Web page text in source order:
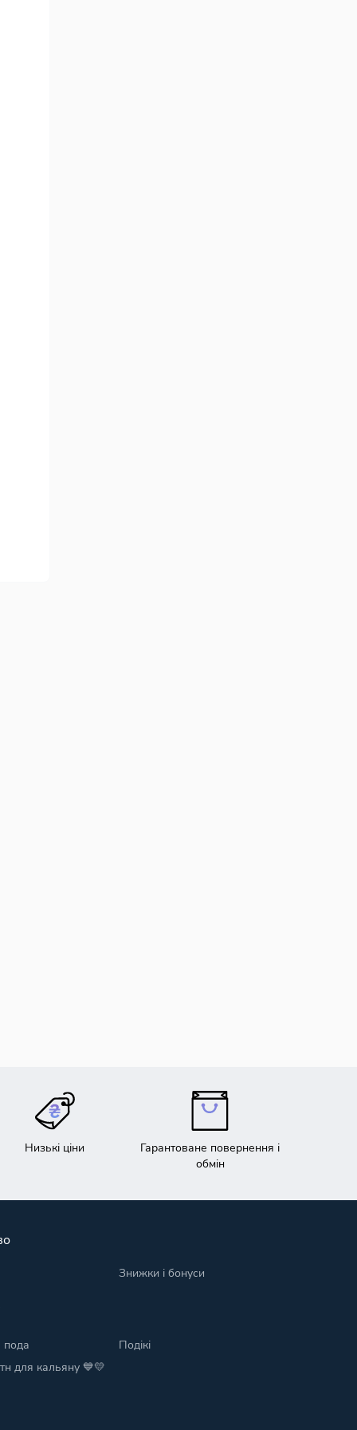
Низькі ціни
Гарантоване повернення і
обмін
Знижки і бонуси
для кальяну ​💙💛
Подікі